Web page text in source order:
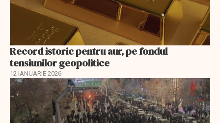
Record istoric pentru aur, pe fondul
tensiunilor geopolitice
12 IANUARIE 2026